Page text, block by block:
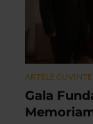
ARTELE
Gala